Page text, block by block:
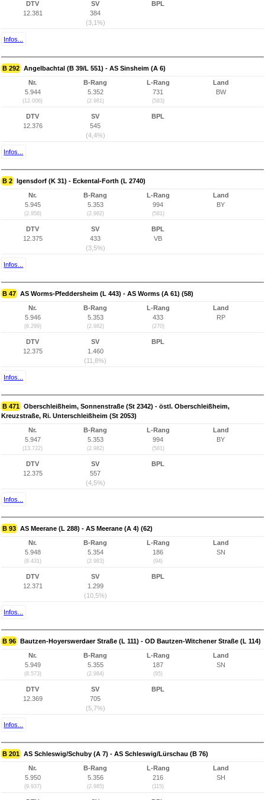
DTV
12.381
SV
384
(3,1%)
BPL
Infos...
B 292 Angelbachtal (B 39/L 551) - AS Sinsheim (A 6)
Nr.
5.944
(12.006)
B-Rang
5.352
(2.981)
L-Rang
731
(583)
Land
BW
DTV
12.376
SV
545
(4,4%)
BPL
Infos...
B 2 Igensdorf (K 31) - Eckental-Forth (L 2740)
Nr.
5.945
(2.958)
B-Rang
5.353
(2.982)
L-Rang
994
(581)
Land
BY
DTV
12.375
SV
433
(3,5%)
BPL
VB
Infos...
B 47 AS Worms-Pfeddersheim (L 443) - AS Worms (A 61) (58)
Nr.
5.946
(6.299)
B-Rang
5.353
(2.982)
L-Rang
433
(270)
Land
RP
DTV
12.375
SV
1.460
(11,8%)
BPL
Infos...
B 471 Oberschleißheim, Sonnenstraße (St 2342) - östl. Oberschleißheim,
Kreuzstraße, Ri. Unterschleißheim (St 2053)
Nr.
5.947
(13.722)
B-Rang
5.353
(2.982)
L-Rang
994
(581)
Land
BY
DTV
12.375
SV
557
(4,5%)
BPL
Infos...
B 93 AS Meerane (L 288) - AS Meerane (A 4) (62)
Nr.
5.948
(8.431)
B-Rang
5.354
(2.983)
L-Rang
186
(94)
Land
SN
DTV
12.371
SV
1.299
(10,5%)
BPL
Infos...
B 96 Bautzen-Hoyerswerdaer Straße (L 111) - OD Bautzen-Witchener Straße (L 114)
Nr.
5.949
(8.573)
B-Rang
5.355
(2.984)
L-Rang
187
(95)
Land
SN
DTV
12.369
SV
705
(5,7%)
BPL
Infos...
B 201 AS Schleswig/Schuby (A 7) - AS Schleswig/Lürschau (B 76)
Nr.
5.950
(9.937)
B-Rang
5.356
(2.985)
L-Rang
216
(115)
Land
SH